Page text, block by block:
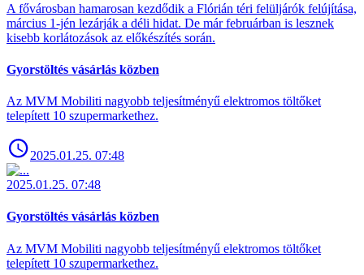
A fővárosban hamarosan kezdődik a Flórián téri felüljárók felújítása,
március 1-jén lezárják a déli hidat. De már februárban is lesznek
kisebb korlátozások az előkészítés során.
Gyorstöltés vásárlás közben
Az MVM Mobiliti nagyobb teljesítményű elektromos töltőket
telepített 10 szupermarkethez.
2025.01.25. 07:48
2025.01.25. 07:48
Gyorstöltés vásárlás közben
Az MVM Mobiliti nagyobb teljesítményű elektromos töltőket
telepített 10 szupermarkethez.